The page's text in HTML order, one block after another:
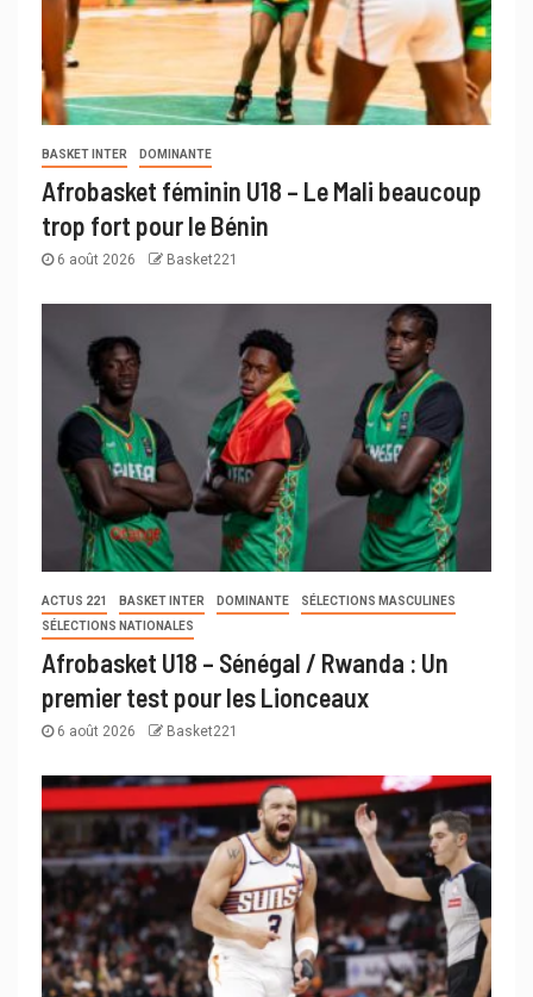
BASKET INTER DOMINANTE
Afrobasket féminin U18 – Le Mali beaucoup
trop fort pour le Bénin
6 août 2026 Basket221
ACTUS 221 BASKET INTER DOMINANTE
SÉLECTIONS MASCULINES
SÉLECTIONS NATIONALES
Afrobasket U18 – Sénégal / Rwanda : Un
premier test pour les Lionceaux
6 août 2026 Basket221